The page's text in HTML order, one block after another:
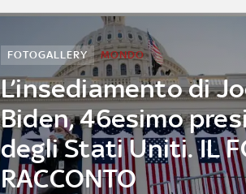
L’insediamento di
Biden, 46esimo
degli Stati Uniti. IL
RACCONTO
MONDO
FOTOGALLERY